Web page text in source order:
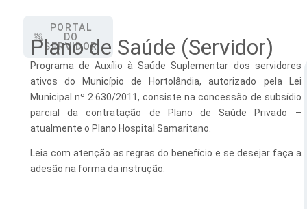
INSTITUCIONAL
SECRETARIAS
Administração e Gestão de Pessoal
Assuntos Jurídicos
Desenvolvimento Econômico, Trabalho, Turismo e Inovação
NOSSA CIDADE
HINO, BRASÃO E BANDEIRA
Downloads
TRANSPARÊNCIA
E-SIC
OUVIDORIA
DIÁRIO OFICIAL
PORTAL
DO
SERVIDOR
Plano de Saúde (Servidor)
Programa de Auxílio à Saúde Suplementar dos servidores
ativos do Município de Hortolândia, autorizado pela Lei
Municipal nº 2.630/2011, consiste na concessão de subsídio
parcial da contratação de Plano de Saúde Privado –
atualmente o Plano Hospital Samaritano.
Leia com atenção as regras do benefício e se desejar faça a
adesão na forma da instrução.